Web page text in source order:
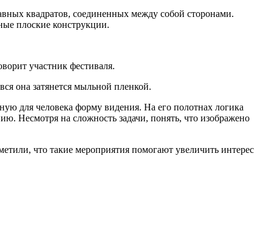
квадратов, соединенных между собой сторонами.
плоские конструкции.
участник фестиваля.
она затянется мыльной пленкой.
для человека форму видения. На его полотнах логика
Несмотря на сложность задачи, понять, что изображено
что такие мероприятия помогают увеличить интерес